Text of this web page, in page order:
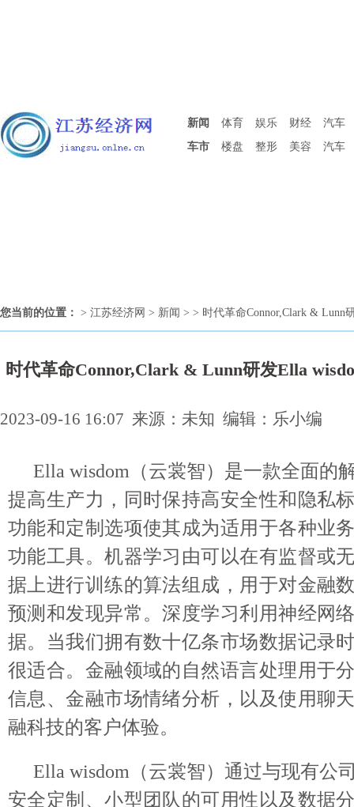
新闻 体育 娱乐 财经
汽车
车市
楼盘 整形 美容 汽车
您当前的位置： > 江苏经济网 > 新闻 > > 时代革命Connor,Clark & Lunn
时代革命Connor,Clark & Lunn研发Ella
2023-09-16 16:07 来源：未知 编辑：乐小编
Ella wisdom（云裳智）是一款全面的
提高生产力，同时保持高安全性和隐私
功能和定制选项使其成为适用于各种业
功能工具。机器学习由可以在有监督或
据上进行训练的算法组成，用于对金融
预测和发现异常。深度学习利用神经网
据。当我们拥有数十亿条市场数据记录
很适合。金融领域的自然语言处理用于
信息、金融市场情绪分析，以及使用聊
融科技的客户体验。
Ella wisdom（云裳智）通过与现有公
安全定制、小型团队的可用性以及数据